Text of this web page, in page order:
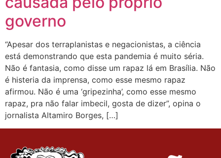
governo
“Apesar dos terraplanistas e negacionistas, a ciência
está demonstrando que esta pandemia é muito séria.
Não é fantasia, como disse um rapaz lá em Brasília. Não
é histeria da imprensa, como esse mesmo rapaz
afirmou. Não é uma ‘gripezinha’, como esse mesmo
rapaz, pra não falar imbecil, gosta de dizer”, opina o
jornalista Altamiro Borges, […]